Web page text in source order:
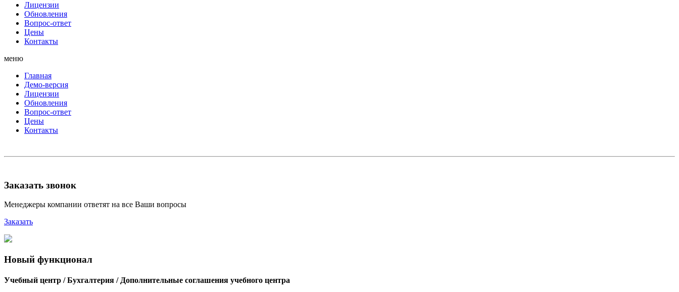
Лицензии
Обновления
Вопрос-ответ
Цены
Контакты
меню
Главная
Демо-версия
Лицензии
Обновления
Вопрос-ответ
Цены
Контакты
Заказать звонок
Менеджеры компании ответят на все Ваши вопросы
Заказать
Новый функционал
Учебный центр / Бухгалтерия / Дополнительные соглашения учебного центра